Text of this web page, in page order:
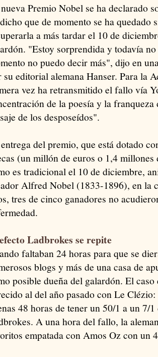
Premio Nobel se ha declarado
que de momento se ha quedado
a más tardar el 10 de
"Estoy sorprendida y todavía
no puedo decir más", dijo en
su editorial alemana Hanser. Para la
vez ha retransmitido el fallo vía
de la poesía y la franqueza
de los desposeídos".
del premio, que está dotado
(un millón de euros o 1,4 millones
es tradicional el 10 de diciembre,
Alfred Nobel (1833-1896), en la
tres de cinco ganadores no
Ladbrokes se repite
faltaban 24 horas para que se
blogs y más de una casa de
posible dueña del galardón. El caso
al del año pasado con Le
48 horas de tener un 50/1 a un 7/
A una hora del fallo, la
empatada con Amos Oz con un